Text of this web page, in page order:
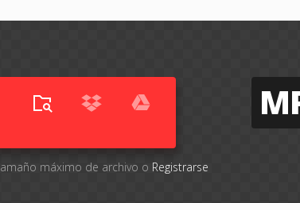
máximo de archivo o Registrarse